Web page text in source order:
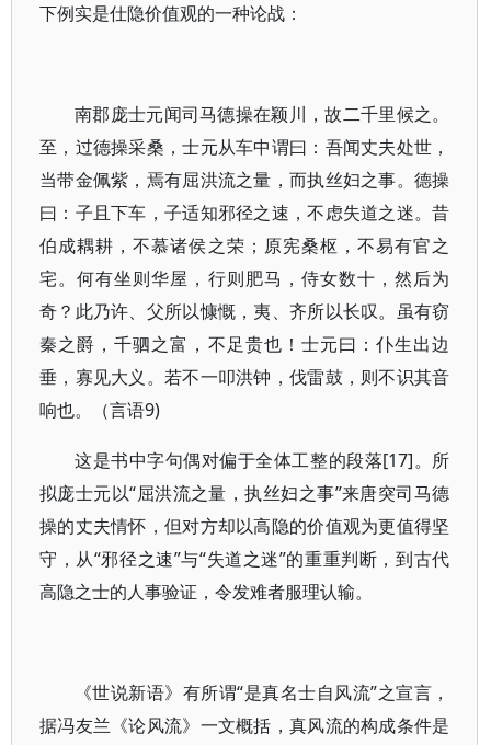
下例实是仕隐价值观的一种论战：
南郡庞士元闻司马德操在颖川，故二千里候之。
至，过德操采桑，士元从车中谓曰：吾闻丈夫处世，
当带金佩紫，焉有屈洪流之量，而执丝妇之事。德操
曰：子且下车，子适知邪径之速，不虑失道之迷。昔
伯成耦耕，不慕诸侯之荣；原宪桑枢，不易有官之
宅。何有坐则华屋，行则肥马，侍女数十，然后为
奇？此乃许、父所以慷慨，夷、齐所以长叹。虽有窃
秦之爵，千驷之富，不足贵也！士元曰：仆生出边
垂，寡见大义。若不一叩洪钟，伐雷鼓，则不识其音
响也。（言语9)
这是书中字句偶对偏于全体工整的段落[17]。所
拟庞士元以“屈洪流之量，执丝妇之事”来唐突司马德
操的丈夫情怀，但对方却以高隐的价值观为更值得坚
守，从“邪径之速”与“失道之迷”的重重判断，到古代
高隐之士的人事验证，令发难者服理认输。
《世说新语》有所谓“是真名士自风流”之宣言，
据冯友兰《论风流》一文概括，真风流的构成条件是